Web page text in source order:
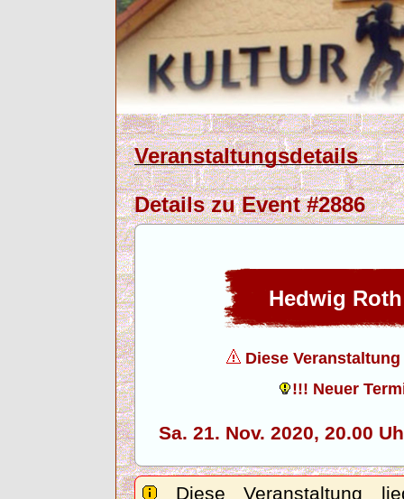
Veranstaltungsdetails
Details zu Event #2886
Hedwig
Diese
!!! Neuer
Sa. 21. Nov. 2020,
Diese Veranstaltung